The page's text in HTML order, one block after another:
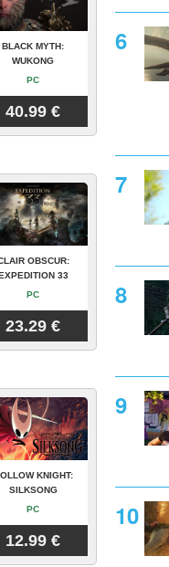
BLACK MYTH:
WUKONG
PC
40.99 €
OBSCUR:
33
PC
23.29 €
KNIGHT:
SILKSONG
PC
12.99 €